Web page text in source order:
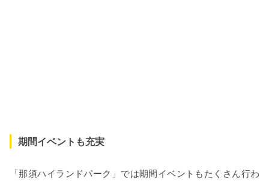
期間イベントも充実
「那須ハイランドパーク」では期間イベントもたくさん行わ